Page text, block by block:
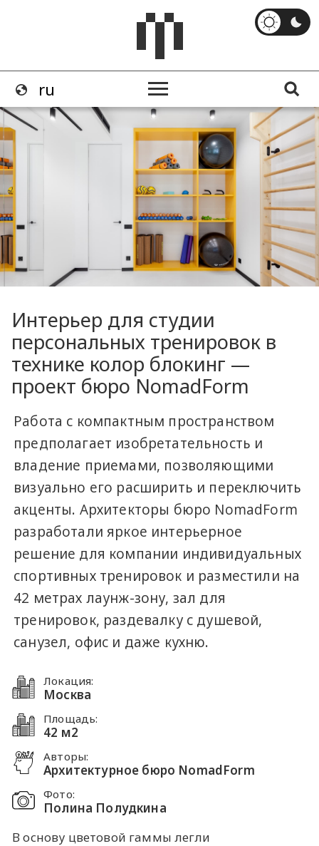
Интерьер для студии
персональных тренировок в
технике колор блокинг —
проект бюро NomadForm
Работа с компактным пространством
предполагает изобретательность и
владение приемами, позволяющими
визуально его расширить и переключить
акценты. Архитекторы бюро NomadForm​
разработали яркое интерьерное
решение для компании индивидуальных
спортивных тренировок и разместили на
42 метрах лаунж-зону, зал для
тренировок, раздевалку с душевой,
санузел, офис и даже кухню.
Локация:
Москва
Площадь:
42 м2
Авторы:
Архитектурное бюро NomadForm​
Фото:
Полина Полудкина
В основу цветовой гаммы легли